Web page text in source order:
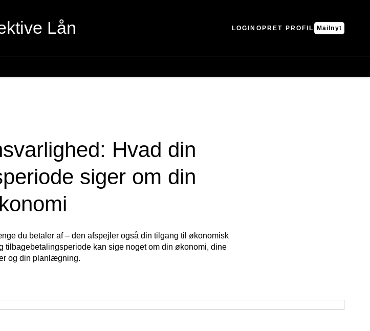
Lån LOGIN OPRET PROFIL Mailnyt
Hvad din
siger om din
du betaler af – den afspejler også din tilgang til økonomisk
kan sige noget om din økonomi, dine
og din planlægning.